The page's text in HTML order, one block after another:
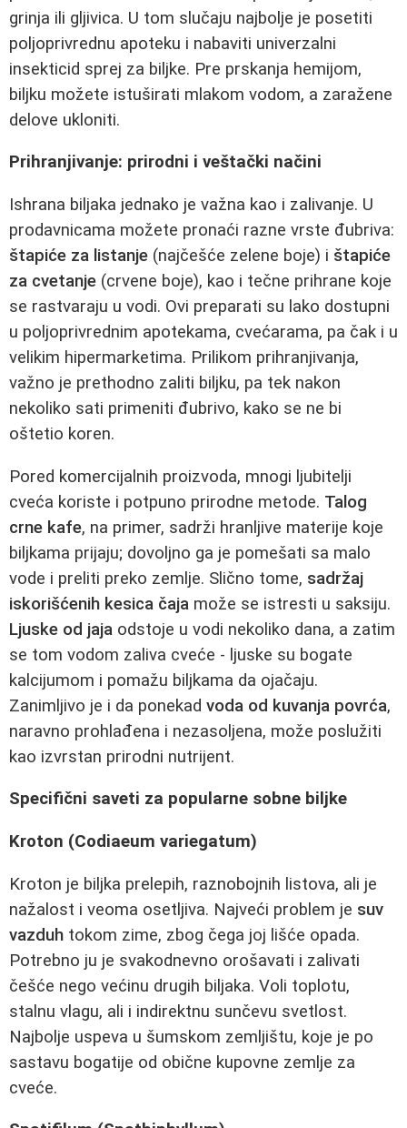
grinja ili gljivica. U tom slučaju najbolje je posetiti
poljoprivrednu apoteku i nabaviti univerzalni
insekticid sprej za biljke. Pre prskanja hemijom,
biljku možete istuširati mlakom vodom, a zaražene
delove ukloniti.
Prihranjivanje: prirodni i veštački načini
Ishrana biljaka jednako je važna kao i zalivanje. U
prodavnicama možete pronaći razne vrste đubriva:
štapiće za listanje (najčešće zelene boje) i štapiće
za cvetanje (crvene boje), kao i tečne prihrane koje
se rastvaraju u vodi. Ovi preparati su lako dostupni
u poljoprivrednim apotekama, cvećarama, pa čak i u
velikim hipermarketima. Prilikom prihranjivanja,
važno je prethodno zaliti biljku, pa tek nakon
nekoliko sati primeniti đubrivo, kako se ne bi
oštetio koren.
Pored komercijalnih proizvoda, mnogi ljubitelji
cveća koriste i potpuno prirodne metode. Talog
crne kafe, na primer, sadrži hranljive materije koje
biljkama prijaju; dovoljno ga je pomešati sa malo
vode i preliti preko zemlje. Slično tome, sadržaj
iskorišćenih kesica čaja može se istresti u saksiju.
Ljuske od jaja odstoje u vodi nekoliko dana, a zatim
se tom vodom zaliva cveće - ljuske su bogate
kalcijumom i pomažu biljkama da ojačaju.
Zanimljivo je i da ponekad voda od kuvanja povrća,
naravno prohlađena i nezasoljena, može poslužiti
kao izvrstan prirodni nutrijent.
Specifični saveti za popularne sobne biljke
Kroton (Codiaeum variegatum)
Kroton je biljka prelepih, raznobojnih listova, ali je
nažalost i veoma osetljiva. Najveći problem je suv
vazduh tokom zime, zbog čega joj lišće opada.
Potrebno ju je svakodnevno orošavati i zalivati
češće nego većinu drugih biljaka. Voli toplotu,
stalnu vlagu, ali i indirektnu sunčevu svetlost.
Najbolje uspeva u šumskom zemljištu, koje je po
sastavu bogatije od obične kupovne zemlje za
cveće.